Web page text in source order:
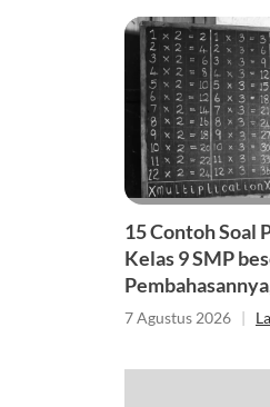
15 Contoh Soal
Kelas 9 SMP
Matematika
7 Agustus 2026 |